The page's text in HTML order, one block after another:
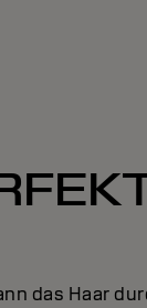
das Haar